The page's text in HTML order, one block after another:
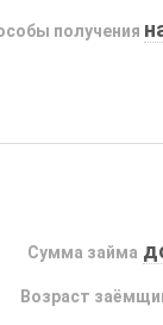
получения
Сумма займа
Возраст